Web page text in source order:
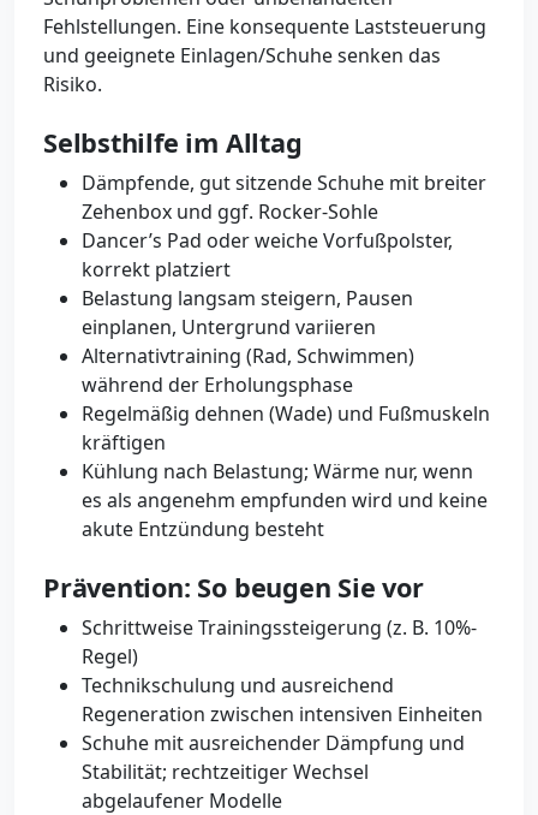
Fehlstellungen. Eine konsequente Laststeuerung
und geeignete Einlagen/Schuhe senken das
Risiko.
Selbsthilfe im Alltag
Dämpfende, gut sitzende Schuhe mit breiter
Zehenbox und ggf. Rocker-Sohle
Dancer’s Pad oder weiche Vorfußpolster,
korrekt platziert
Belastung langsam steigern, Pausen
einplanen, Untergrund variieren
Alternativtraining (Rad, Schwimmen)
während der Erholungsphase
Regelmäßig dehnen (Wade) und Fußmuskeln
kräftigen
Kühlung nach Belastung; Wärme nur, wenn
es als angenehm empfunden wird und keine
akute Entzündung besteht
Prävention: So beugen Sie vor
Schrittweise Trainingssteigerung (z. B. 10%-
Regel)
Technikschulung und ausreichend
Regeneration zwischen intensiven Einheiten
Schuhe mit ausreichender Dämpfung und
Stabilität; rechtzeitiger Wechsel
abgelaufener Modelle